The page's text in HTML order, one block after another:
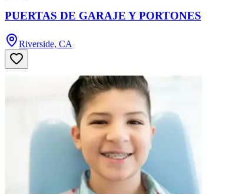
PUERTAS DE GARAJE Y PORTONES
Riverside, CA